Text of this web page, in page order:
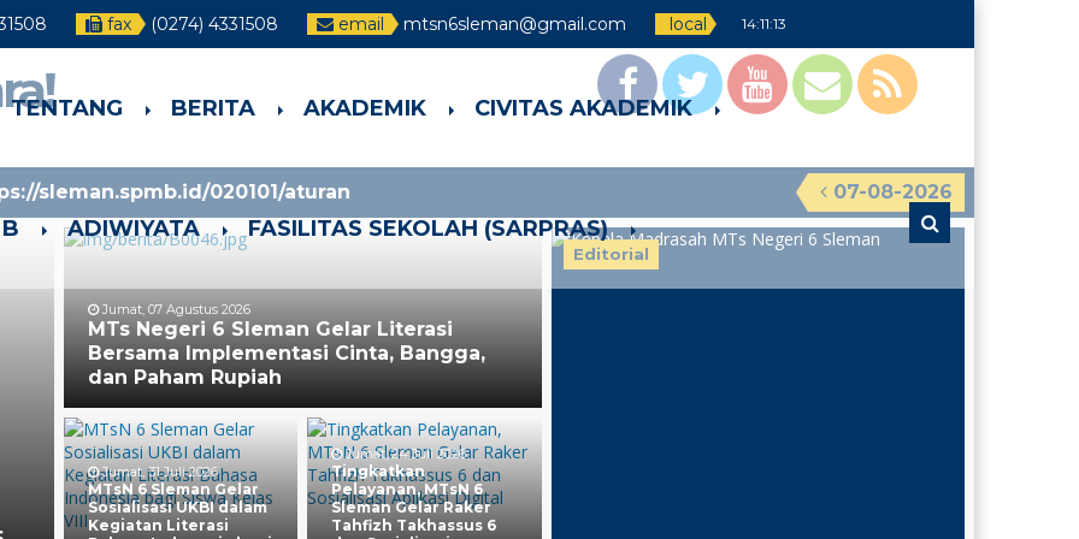
fax (0274) 4331508 email mtsn6sleman@gmail.com local 14:11:14
TENTANG BERITA AKADEMIK CIVITAS AKADEMIK
ADIWIYATA FASILITAS SEKOLAH (SARPRAS)
07-08-2026
sleman.spmb.id/020101/aturan
Jumat, 07 Agustus 2026
MTs Negeri 6 Sleman Gelar Literasi
Bersama Implementasi Cinta, Bangga,
dan Paham Rupiah
Jumat, 31 Juli 2026
MTsN 6 Sleman Gelar
Sosialisasi UKBI dalam
Kegiatan Literasi
Jumat, 24 Juli 2026
Tingkatkan
Pelayanan, MTsN 6
Sleman Gelar Raker
Tahfizh Takhassus 6
Editorial